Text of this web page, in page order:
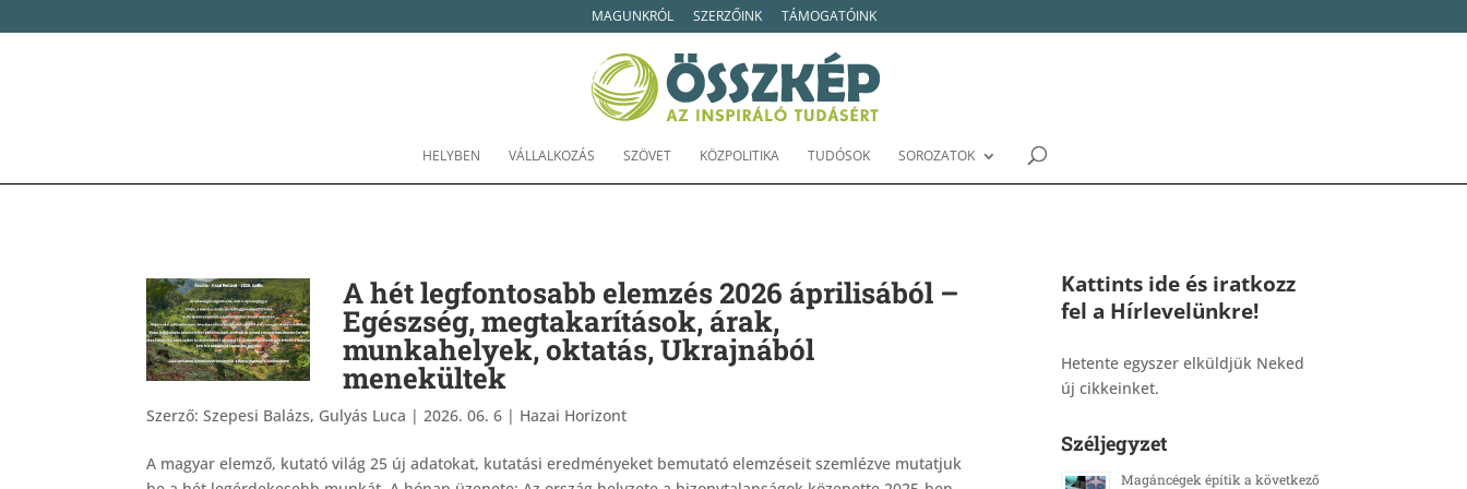
MAGUNKRÓL SZERZŐINK TÁMOGATÓINK
HELYBEN VÁLLALKOZÁS SZÖVET KÖZPOLITIKA TUDÓSOK SOROZATOK
A hét legfontosabb elemzés 2026 áprilisából –
Egészség, megtakarítások, árak,
munkahelyek, oktatás, Ukrajnából
menekültek
Szerző:Szepesi Balázs, Gulyás Luca |2026. 06. 6 | Hazai Horizont
A magyar elemző, kutató világ 25 új adatokat, kutatási eredményeket bemutató elemzéseit szemlézve mutatjuk
Kattints ide és iratkozz
fel a Hírlevelünkre!
Hetente egyszer elküldjük Neked
új cikkeinket.
Széljegyzet
Magáncégek építik a következő